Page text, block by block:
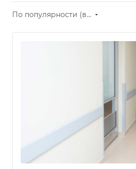
По популярности (возрастание)